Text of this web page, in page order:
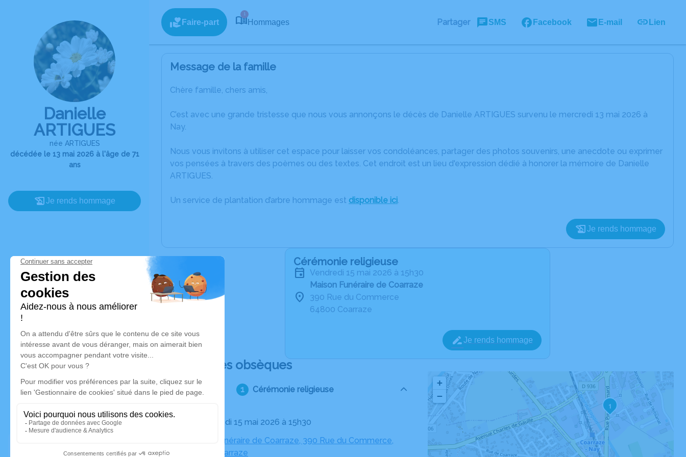
Danielle
ARTIGUES
née ARTIGUES
décédée le 13 mai 2026 à l'âge de 71
ans
Je rends hommage
Faire-part
1
Hommages Partager SMS Facebook E-mail Lien
Message de la famille
Chère famille, chers amis,
C’est avec une grande tristesse que nous vous annonçons le décès de Danielle ARTIGUES survenu le mercredi 13 mai 2026 à
Nay.
Nous vous invitons à utiliser cet espace pour laisser vos condoléances, partager des photos souvenirs, une anecdote ou exprimer
vos pensées à travers des poèmes ou des textes. Cet endroit est un lieu d'expression dédié à honorer la mémoire de Danielle
ARTIGUES.
Un service de plantation d’arbre hommage est disponible ici.
Je rends hommage
Cérémonie religieuse
vendredi 15 mai 2026 à 15h30
Maison Funéraire de Coarraze
390 Rue du Commerce
64800 Coarraze
Je rends hommage
Déroulé des obsèques
Cérémonie religieuse
Le vendredi 15 mai 2026 à 15h30
Maison Funéraire de Coarraze, 390 Rue du Commerce,
64800 Coarraze
1
+
−